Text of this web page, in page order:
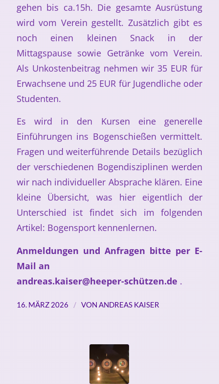
gehen bis ca.15h. Die gesamte Ausrüstung
wird vom Verein gestellt. Zusätzlich gibt es
noch einen kleinen Snack in der
Mittagspause sowie Getränke vom Verein.
Als Unkostenbeitrag nehmen wir 35 EUR für
Erwachsene und 25 EUR für Jugendliche oder
Studenten.
Es wird in den Kursen eine generelle
Einführungen ins Bogenschießen vermittelt.
Fragen und weiterführende Details bezüglich
der verschiedenen Bogendisziplinen werden
wir nach individueller Absprache klären. Eine
kleine Übersicht, was hier eigentlich der
Unterschied ist findet sich im folgenden
Artikel: Bogensport kennenlernen.
Anmeldungen und Anfragen bitte per E-
Mail an
andreas.kaiser@heeper-schützen.de .
16. MÄRZ 2026 / VON ANDREAS KAISER